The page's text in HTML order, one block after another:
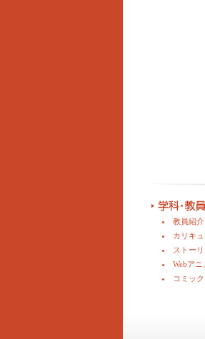
教員紹介
カリキ
ストー
Webア
コミッ